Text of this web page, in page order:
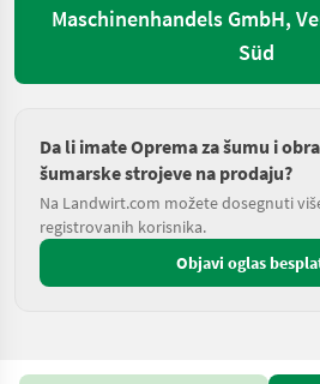
Maschinenhandels GmbH,
Süd
Da li imate Oprema za šumu i
šumarske strojeve na prodaju?
Na Landwirt.com možete dosegnuti
registrovanih korisnika.
Objavi oglas